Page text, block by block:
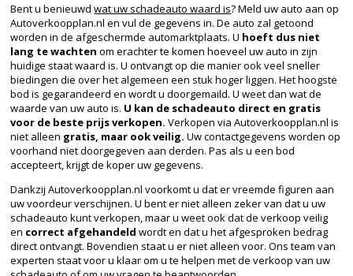
Bent u benieuwdwat uw schadeauto waard is? Meld uw auto aan op
Autoverkoopplan.nl en vul de gegevens in. De auto zal getoond
worden in de afgeschermde automarktplaats. U hoeft dus niet
lang te wachten om erachter te komen hoeveel uw auto in zijn
huidige staat waard is. U ontvangt op die manier ook veel sneller
biedingen die over het algemeen een stuk hoger liggen. Het hoogste
bod is gegarandeerd en wordt u doorgemaild. U weet dan wat de
waarde van uw auto is. U kan de schadeauto direct en gratis
voor de beste prijs verkopen. Verkopen via Autoverkoopplan.nl is
niet alleen gratis, maar ook veilig. Uw contactgegevens worden op
voorhand niet doorgegeven aan derden. Pas als u een bod
accepteert, krijgt de koper uw gegevens.
Dankzij Autoverkoopplan.nl voorkomt u dat er vreemde figuren aan
uw voordeur verschijnen. U bent er niet alleen zeker van dat u uw
schadeauto kunt verkopen, maar u weet ook dat de verkoop veilig
en correct afgehandeld wordt en dat u het afgesproken bedrag
direct ontvangt. Bovendien staat u er niet alleen voor. Ons team van
experten staat voor u klaar om u te helpen met de verkoop van uw